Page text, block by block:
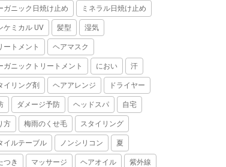
ガニック日焼け止め ミネラル日焼け止め
ケミカル UV 髪型 湿気
ートメント ヘアマスク
ガニックトリートメント におい 汗
イリング剤 ヘアアレンジ ドライヤー
ダメージ予防 ヘッドスパ 自宅
方 梅雨のくせ毛 スタイリング
イルテーブル ノンシリコン 夏
つき マッサージ ヘアオイル 紫外線